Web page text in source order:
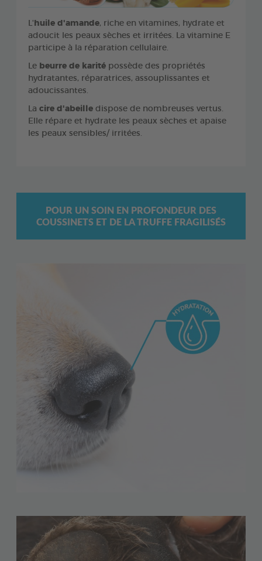
L' huile d'amande, riche en vitamines, hydrate et
adoucit les peaux sèches et irritées. La vitamine E
participe à la réparation cellulaire.
Le beurre de karité possède des propriétés
hydratantes, réparatrices, assouplissantes et
adoucissantes.
La cire d'abeille dispose de nombreuses vertus.
Elle répare et hydrate les peaux sèches et apaise
les peaux sensibles/ irritées.
POUR UN SOIN EN PROFONDEUR DES
COUSSINETS ET DE LA TRUFFE FRAGILISÉS